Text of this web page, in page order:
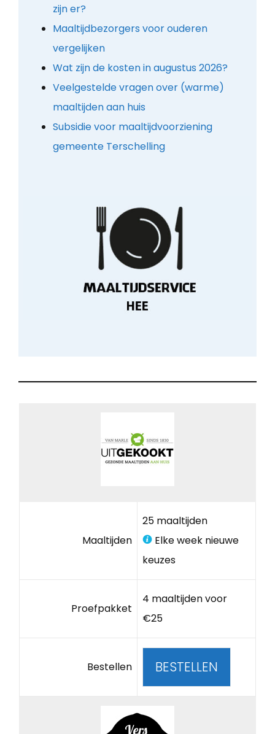
zijn er?
Maaltijdbezorgers voor ouderen
vergelijken
Wat zijn de kosten in augustus 2026?
Veelgestelde vragen over (warme)
maaltijden aan huis
Subsidie voor maaltijdvoorziening
gemeente Terschelling
Maaltijden
25 maaltijden
Elke week nieuwe
keuzes
Proefpakket
4 maaltijden voor
€25
Bestellen BESTELLEN